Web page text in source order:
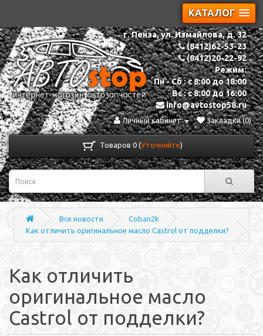
КАТАЛОГ
г. Пенза, ул. Измайлова, д. 32
(8412)62-53-23
(8412)20-22-92
Режим:
Пн - Сб : с 8:00 до 18:00
Вс : с 8:00 до 16:00
info@avtostop58.ru
Личный кабинет Закладки (0)
Товаров 0 (Уточняйте)
Все новости
Coban2k
Как отличить оригинальное масло Castrol от подделки?
Как отличить
оригинальное масло
Castrol от подделки?